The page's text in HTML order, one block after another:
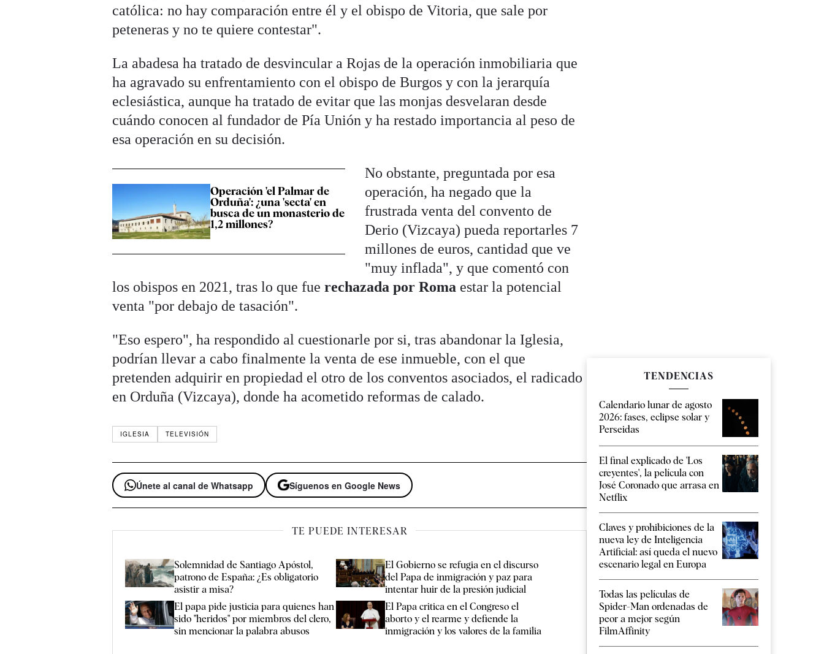
católica: no hay comparación entre él y el obispo de Vitoria, que sale por
peteneras y no te quiere contestar".
La abadesa ha tratado de desvincular a Rojas de la operación inmobiliaria que
ha agravado su enfrentamiento con el obispo de Burgos y con la jerarquía
eclesiástica, aunque ha tratado de evitar que las monjas desvelaran desde
cuándo conocen al fundador de Pía Unión y ha restado importancia al peso de
esa operación en su decisión.
Operación 'el Palmar de
Orduña': ¿una 'secta' en
busca de un monasterio de
1,2 millones?
No obstante, preguntada por esa
operación, ha negado que la
frustrada venta del convento de
Derio (Vizcaya) pueda reportarles 7
millones de euros, cantidad que ve
"muy inflada", y que comentó con
los obispos en 2021, tras lo que fuerechazada por Roma estar la potencial
venta "por debajo de tasación".
"Eso espero", ha respondido al cuestionarle por si, tras abandonar la Iglesia,
podrían llevar a cabo finalmente la venta de ese inmueble, con el que
pretenden adquirir en propiedad el otro de los conventos asociados, el radicado
en Orduña (Vizcaya), donde ha acometido reformas de calado.
IGLESIA TELEVISIÓN
Únete al canal de Whatsapp Síguenos en Google News
TE PUEDE INTERESAR
Solemnidad de Santiago Apóstol,
patrono de España: ¿Es obligatorio
asistir a misa?
El Gobierno se refugia en el discurso
del Papa de inmigración y paz para
intentar huir de la presión judicial
El papa pide justicia para quienes han
sido "heridos" por miembros del clero,
sin mencionar la palabra abusos
El Papa critica en el Congreso el
aborto y el rearme y defiende la
inmigración y los valores de la familia
TENDENCIAS
Calendario lunar de agosto
2026: fases, eclipse solar y
Perseidas
El final explicado de 'Los
creyentes', la película con
José Coronado que arrasa en
Netflix
Claves y prohibiciones de la
nueva ley de Inteligencia
Artificial: así queda el nuevo
escenario legal en Europa
Todas las películas de
Spider-Man ordenadas de
peor a mejor según
FilmAffinity